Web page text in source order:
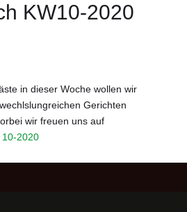
KW10-2020
in dieser Woche wollen wir
Gerichten
wir freuen uns auf
10-2020